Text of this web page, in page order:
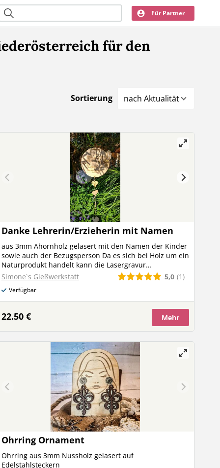
Für Partner
für den
Sortierung nach Aktualität
Danke Lehrerin/Erzieherin mit Namen
aus 3mm Ahornholz gelasert mit den Namen der Kinder
sowie auch der Bezugsperson Da es sich bei Holz um ein
Naturprodukt handelt kann die Lasergravur
unterschiedlich stark ausfallen dies stellt keinen
Reklamationsgrund da.
Simone`s Gießwerkstatt 5,0 (1)
Verfügbar
22.50 € Mehr
Ohrring Ornament
Ohrring aus 3mm Nussholz gelasert auf
Edelstahlsteckern